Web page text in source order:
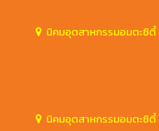
นิคมอุตสาหกรรมอมตะซิตี้
นิคมอุตสาหกรรมอมตะซิตี้